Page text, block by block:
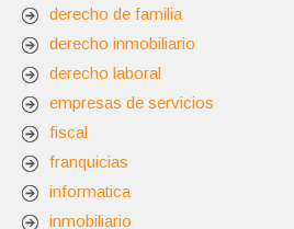
derecho de familia
derecho inmobiliario
derecho laboral
empresas de servicios
fiscal
franquicias
informatica
inmobiliario